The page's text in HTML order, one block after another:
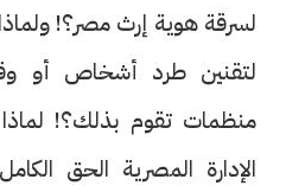
لسرقة هوية إرث مصر؟!
لتقنين طرد أشخاص أو
منظمات تقوم بذلك؟!
الإدارة المصرية الحق